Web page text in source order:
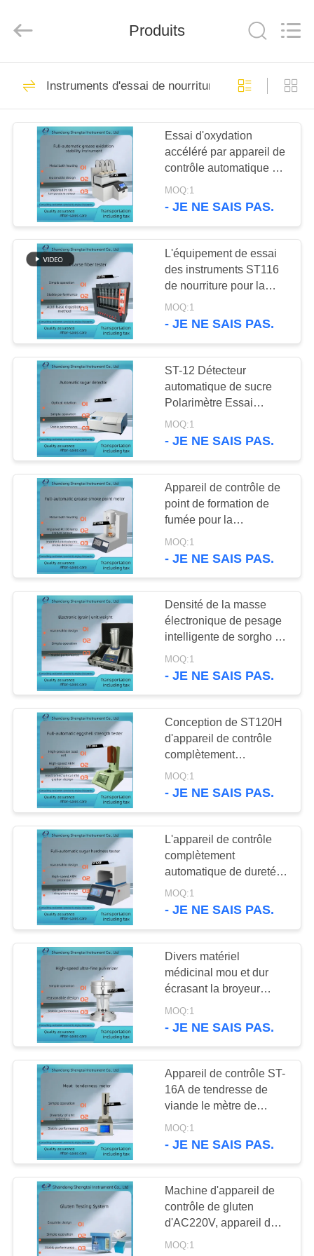
MAISON
PRODUITS
SUJET
NOUS
VISITE
D'USINE
CONTRÔLE
DE
QUALITÉ
CONTACTEZ-
NOUS
DEMANDEZ
UNE
CITATION
PLAN
SITE
PRIVACY
POLICY
instrument
co.,ltd.
Reserved.
instruments de
essai de pétrole
637
Instruments d'essai
d'antigel d'huile de
graissage et de
graisse
188
Équipement d'essai
de gazole
Équipement d'essai
d'huile de
transformateur
Instrument d'essai
d'alimentation
58
Instruments
pharmaceutiques
d'essai
246
Équipement d'essai
d'huile de table
220
Instruments
d'analyse chimique
Produits
Instruments d'essai de nourriture
Essai d'oxydation
accéléré par appareil de
contrôle automatique de
stabilité d'oxydation
d'huile
MOQ:1
- JE NE SAIS PAS.
L'équipement de essai
des instruments ST116
de nourriture pour la
détermination crue de
fibre sont conformes aux
MOQ:1
- JE NE SAIS PAS.
ST-12 Détecteur
automatique de sucre
Polarimètre Essai
sombre détectable
MOQ:1
- JE NE SAIS PAS.
Appareil de contrôle de
point de formation de
fumée pour la
détermination
automatique d'huile
MOQ:1
- JE NE SAIS PAS.
Densité de la masse
électronique de pesage
intelligente de sorgho de
blé de maïs de dispositif
de densité de la masse
MOQ:1
- JE NE SAIS PAS.
Conception de ST120H
d'appareil de contrôle
complètement
automatique de force de
coquille d'oeuf avec
MOQ:1
- JE NE SAIS PAS.
L'appareil de contrôle
complètement
automatique de dureté
de sucre peut montrer
des courbes de la
MOQ:1
- JE NE SAIS PAS.
Divers matériel
médicinal mou et dur
écrasant la broyeur
ultrafine ultra-rapide des
instruments ST112C
MOQ:1
- JE NE SAIS PAS.
Appareil de contrôle ST-
16A de tendresse de
viande le mètre de
tendresse de muscle
pour la nourriture et la
MOQ:1
- JE NE SAIS PAS.
Machine d'appareil de
contrôle de gluten
d'AC220V, appareil de
contrôle 0,5 | temps de
MOQ:1